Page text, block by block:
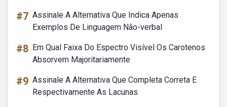
#7 Assinale A Alternativa Que Indica Apenas
Exemplos De Linguagem Não-verbal
#8 Em Qual Faixa Do Espectro Visível Os Carotenos
Absorvem Majoritariamente
#9 Assinale A Alternativa Que Completa Correta E
Respectivamente As Lacunas